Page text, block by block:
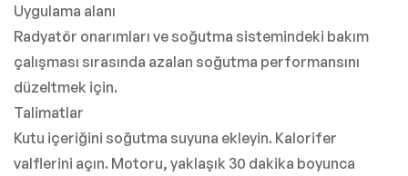
Uygulama alanı
Radyatör onarımları ve soğutma sistemindeki bakım
çalışması sırasında azalan soğutma performansını
düzeltmek için.
Talimatlar
Kutu içeriğini soğutma suyuna ekleyin. Kalorifer
valflerini açın. Motoru, yaklaşık 30 dakika boyunca